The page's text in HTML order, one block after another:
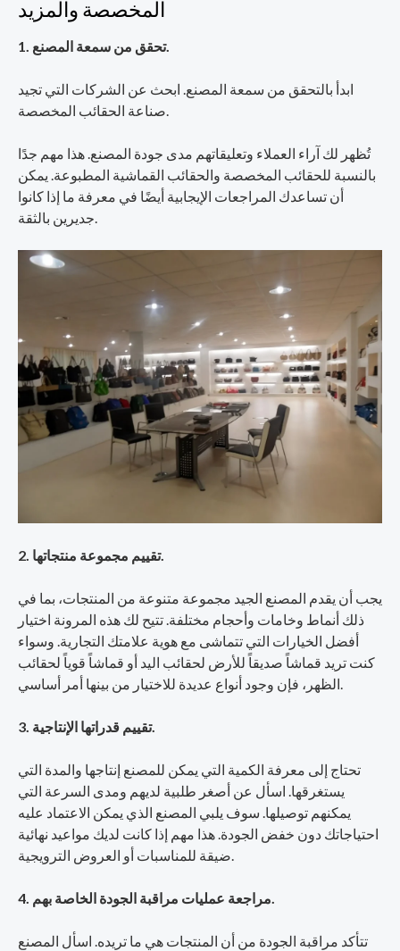
المخصصة والمزيد
1. تحقق من سمعة المصنع.
ابدأ بالتحقق من سمعة المصنع. ابحث عن الشركات التي تجيد
صناعة الحقائب المخصصة.
تُظهر لك آراء العملاء وتعليقاتهم مدى جودة المصنع. هذا مهم جدًا
بالنسبة للحقائب المخصصة والحقائب القماشية المطبوعة. يمكن
أن تساعدك المراجعات الإيجابية أيضًا في معرفة ما إذا كانوا
جديرين بالثقة.
2. تقييم مجموعة منتجاتها.
يجب أن يقدم المصنع الجيد مجموعة متنوعة من المنتجات، بما في
ذلك أنماط وخامات وأحجام مختلفة. تتيح لك هذه المرونة اختيار
أفضل الخيارات التي تتماشى مع هوية علامتك التجارية. وسواء
كنت تريد قماشاً صديقاً للأرض لحقائب اليد أو قماشاً قوياً لحقائب
الظهر، فإن وجود أنواع عديدة للاختيار من بينها أمر أساسي.
3. تقييم قدراتها الإنتاجية.
تحتاج إلى معرفة الكمية التي يمكن للمصنع إنتاجها والمدة التي
يستغرقها. اسأل عن أصغر طلبية لديهم ومدى السرعة التي
يمكنهم توصيلها. سوف يلبي المصنع الذي يمكن الاعتماد عليه
احتياجاتك دون خفض الجودة. هذا مهم إذا كانت لديك مواعيد نهائية
ضيقة للمناسبات أو العروض الترويجية.
4. مراجعة عمليات مراقبة الجودة الخاصة بهم.
تتأكد مراقبة الجودة من أن المنتجات هي ما تريده. اسأل المصنع